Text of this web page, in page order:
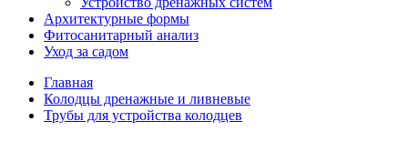
Aрхитектурные формы
Фитосанитарный анализ
Уход за садом
Главная
Колодцы дренажные и ливневые
Трубы для устройства колодцев